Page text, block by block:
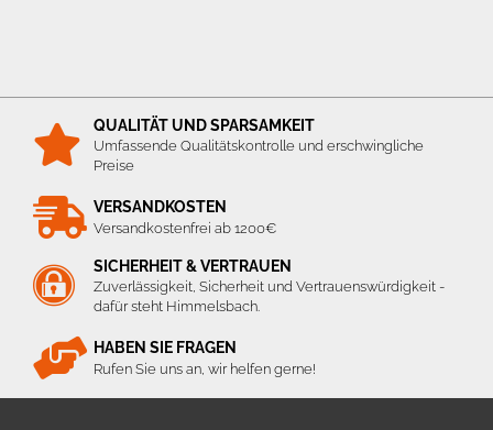
QUALITÄT UND SPARSAMKEIT
Umfassende Qualitätskontrolle und erschwingliche
Preise
VERSANDKOSTEN
Versandkostenfrei ab 1200€
SICHERHEIT & VERTRAUEN
Zuverlässigkeit, Sicherheit und Vertrauenswürdigkeit -
dafür steht Himmelsbach.
HABEN SIE FRAGEN
Rufen Sie uns an, wir helfen gerne!